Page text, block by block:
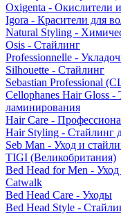
Oxigenta - Окислители
Igora - Красители для
Natural Styling -
Osis - Стайлинг
Professionnelle -
Silhouette - Стайлинг
Sebastian Professional
Cellophanes Hair Gloss
ламинирования
Hair Care -
Hair Styling - Стайлинг
Seb Man - Уход и
TIGI (Великобритания)
Bed Head for Men -
Catwalk
Bed Head Care - Уходы
Bed Head Style -